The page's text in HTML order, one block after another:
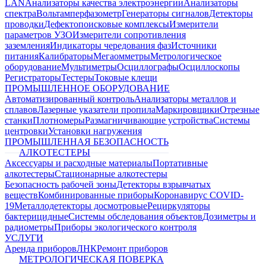
LANАнализаторы качества электроэнергииАнализаторы
спектраВольтамперфазометрГенераторы сигналовДетекторы
проводкиДефектопоисковые комплексыИзмерители
параметров УЗОИзмерители сопротивления
заземленияИндикаторы чередования фазИсточники
питанияКалибраторыМегаомметрыМетрологическое
оборудованиеМультиметрыОсциллографыОсциллоскопы
РегистраторыТестерыТоковые клещи
ПРОМЫШЛЕННОЕ ОБОРУДОВАНИЕ
Автоматизированный контрольАнализаторы металлов и
сплавовЛазерные указатели пропилаМаркировщикиОтрезные
станкиПлотномерыРазмагничивающие устройстваСистемы
центровкиУстановки нагружения
ПРОМЫШЛЕННАЯ БЕЗОПАСНОСТЬ
АЛКОТЕСТЕРЫ
Аксессуары и расходные материалыПортативные
алкотестерыСтационарные алкотестеры
Безопасность рабочей зоныДетекторы взрывчатых
веществКомбинированные приборыКоронавирус COVID-
19Металлодетекторы досмотровыеРециркуляторы
бактерицидныеСистемы обследования объектовДозиметры и
радиометрыПриборы экологического контроля
УСЛУГИ
Аренда приборовЛНКРемонт приборов
МЕТРОЛОГИЧЕСКАЯ ПОВЕРКА